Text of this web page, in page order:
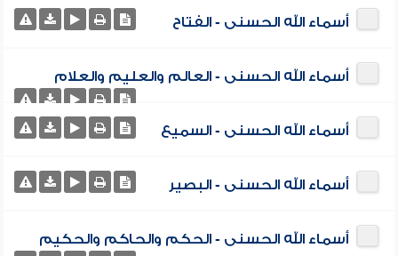
أسماء الله الحسنى - الفتاح
أسماء الله الحسنى - العالم والعليم والعلام
أسماء الله الحسنى - السميع
أسماء الله الحسنى - البصير
أسماء الله الحسنى - الحكم والحاكم والحكيم